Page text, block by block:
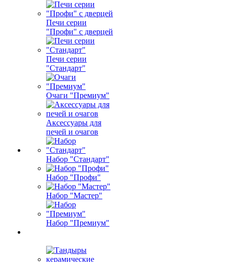
Печи серии
"Профи" с дверцей
Печи серии
"Стандарт"
Очаги "Премиум"
Аксессуары для
печей и очагов
Набор "Стандарт"
Набор "Профи"
Набор "Мастер"
Набор "Премиум"